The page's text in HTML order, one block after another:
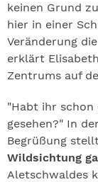
keinen Grund
hier in einer
Veränderung
erklärt
Zentrums auf
"Habt ihr schon
gesehen?" In
Begrüßung
Wildsichtung
Aletschwaldes